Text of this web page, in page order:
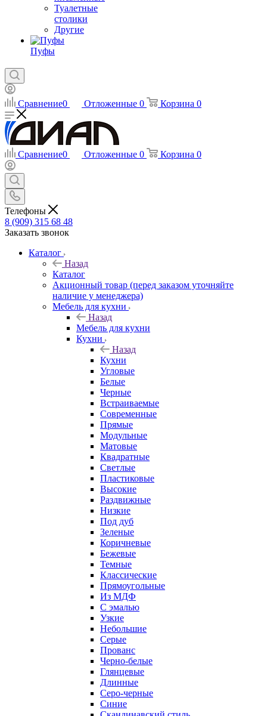
Туалетные
столики
Другие
Пуфы
Сравнение0 Отложенные 0 Корзина 0
Сравнение0 Отложенные 0 Корзина 0
Телефоны
8 (909) 315 68 48
Заказать звонок
Каталог
Назад
Каталог
Акционный товар (перед заказом уточняйте
наличие у менеджера)
Мебель для кухни
Назад
Мебель для кухни
Кухни
Назад
Кухни
Угловые
Белые
Черные
Встраиваемые
Современные
Прямые
Модульные
Матовые
Квадратные
Светлые
Пластиковые
Высокие
Раздвижные
Низкие
Под дуб
Зеленые
Коричневые
Бежевые
Темные
Классические
Прямоугольные
Из МДФ
С эмалью
Узкие
Небольшие
Серые
Прованс
Черно-белые
Глянцевые
Длинные
Серо-черные
Синие